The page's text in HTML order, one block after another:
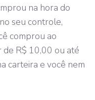
na hora do
seu controle,
comprou ao
R$ 10,00 ou até
carteira e você nem